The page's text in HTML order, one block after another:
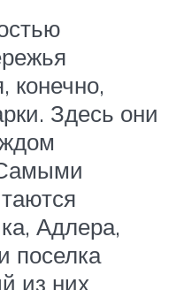
конечно,
Здесь они
Адлера,
поселка
из них